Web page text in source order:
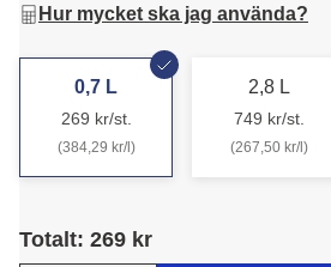
Hur mycket ska jag använda?
0,7 L
269 kr/st.
(384,29 kr/l)
2,8 L
749 kr/st.
(267,50 kr/l)
Totalt: 269 kr